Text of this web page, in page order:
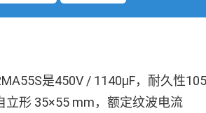
是450V / 1140µF，耐久性
立形 35×55 mm，额定纹波电流